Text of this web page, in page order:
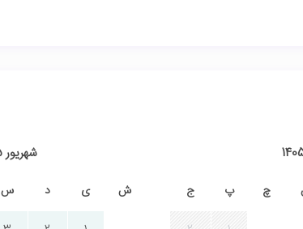
چ پ ج
شهریور 1405
ش ی د س